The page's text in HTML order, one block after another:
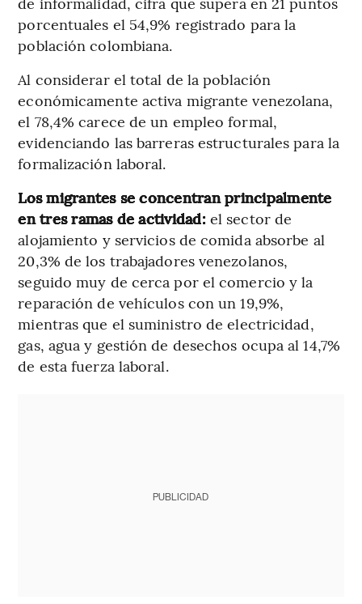
porcentuales el 54,9% registrado para la
población colombiana.
Al considerar el total de la población
económicamente activa migrante venezolana,
el 78,4% carece de un empleo formal,
evidenciando las barreras estructurales para la
formalización laboral.
Los migrantes se concentran principalmente
en tres ramas de actividad: el sector de
alojamiento y servicios de comida absorbe al
20,3% de los trabajadores venezolanos,
seguido muy de cerca por el comercio y la
reparación de vehículos con un 19,9%,
mientras que el suministro de electricidad,
gas, agua y gestión de desechos ocupa al 14,7%
de esta fuerza laboral.
PUBLICIDAD